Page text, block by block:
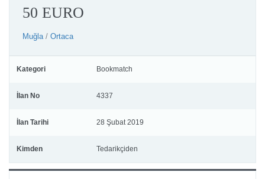
50 EURO
Muğla/ Ortaca
Kategori Bookmatch
Kaplama
İlan No 4337
İlan Tarihi 28 Şubat 2019
Kimden Tedarikçiden